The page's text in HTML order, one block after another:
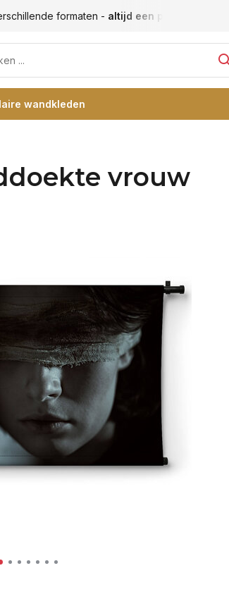
formaten - altijd een passende maat
wandkleden
vrouw